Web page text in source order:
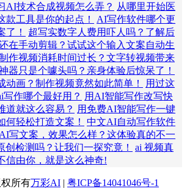
AI技术合成视频怎么弄？ 从哪里开始医
款工具是你的起点！
AI写作软件哪个更
了！
超写实数字人费用吓人吗？了解后
在手动剪辑？试试这个输入文案自动生
作视频消耗时间过长？文字转视频带来
器只是个噱头吗？亲身体验后惊呆了！
动画？制作视频竟然如此简单！
用过这
作哪个最好用？ 用AI智能写作改写快
道就这么容易？ 用免费AI智能写作一键
何轻松打造文案！
中文AI自动写作软件
写文案，效果怎么样？这体验真的不一
创检测吗？让我们一探究竟！
ai 视频真
信由你，就是这么神奇!
权所有万彩AI | 粤ICP备14041046号-1